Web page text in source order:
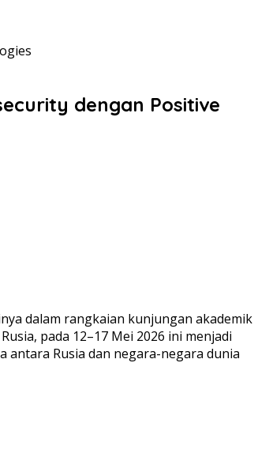
dengan Positive
dalam rangkaian kunjungan akademik
pada 12–17 Mei 2026 ini menjadi
Rusia dan negara-negara dunia